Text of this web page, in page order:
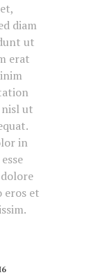
diam
ut
erat
ut
in
eros et